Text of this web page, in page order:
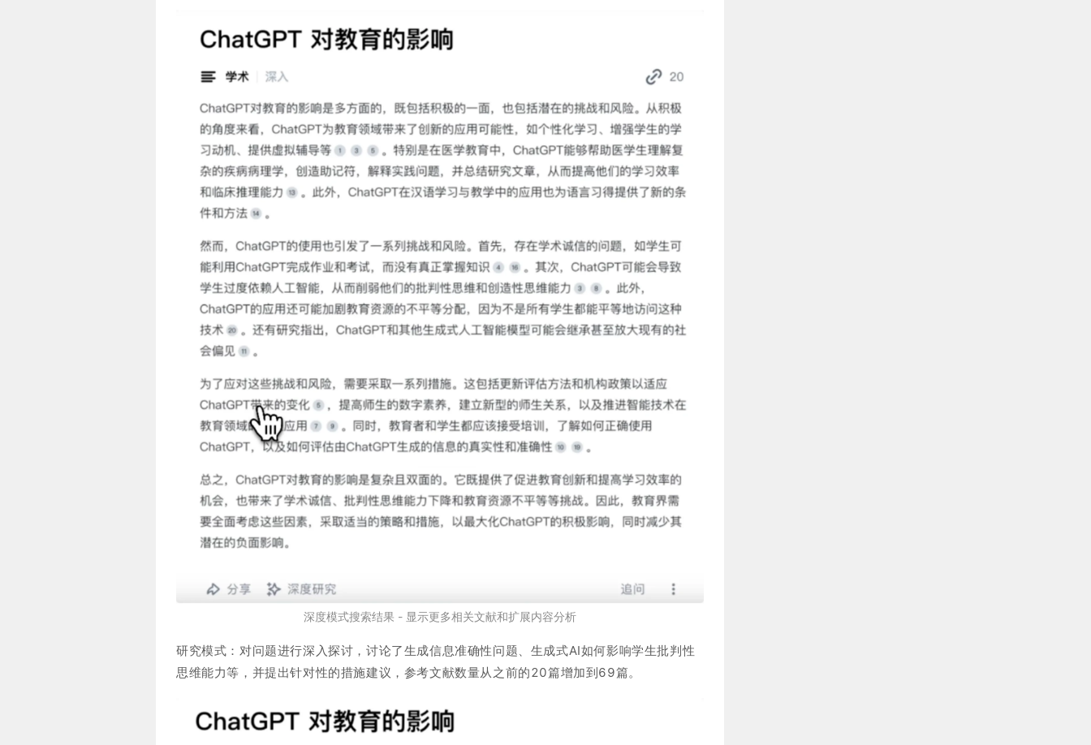
深度模式搜索结果 - 显示更多相关文献和扩展内容分析
研究模式：对问题进行深入探讨，讨论了生成信息准确性问题、生成式AI如何影响学生批判性
思维能力等，并提出针对性的措施建议，参考文献数量从之前的20篇增加到69篇。